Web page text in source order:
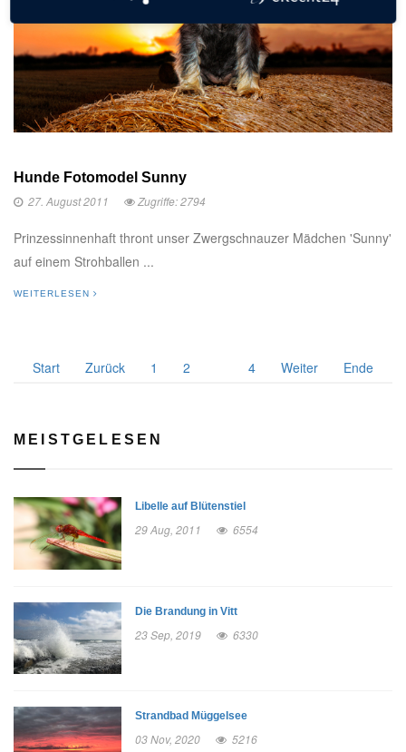
Hunde Fotomodel Sunny
27. August 2011
Zugriffe: 2794
Prinzessinnenhaft thront unser Zwergschnauzer Mädchen 'Sunny'
auf einem Strohballen ...
WEITERLESEN
Start Zurück 1 2 4 Weiter Ende
MEISTGELESEN
Libelle auf Blütenstiel
29 Aug, 2011 6554
Die Brandung in Vitt
23 Sep, 2019 6330
Strandbad Müggelsee
03 Nov, 2020 5216